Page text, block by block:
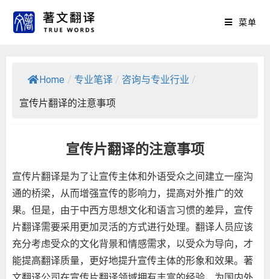
菜单
Home / 专业笔译 / 咨询与专业行业 /
宣传片翻译的注意事项
宣传片翻译的注意事项
宣传片翻译是为了让宣传主体和外语受众之间建立一座沟
通的桥梁，从而增强宣传的影响力，提高对外推广的效
果。但是，由于中西方思想文化和语言习惯的差异，宣传
片翻译需要采用更加灵活的方式进行处理。翻译人员应该
充分考虑受众的文化背景和情感需求，以受众为导向，才
能提高翻译质量，更好地提升宣传主体的形象和效果。著